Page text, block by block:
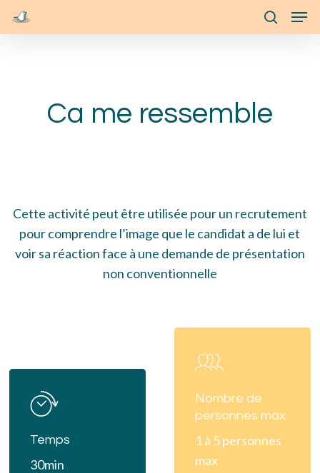
Skip
search
Ca me ressemble
Cette activité peut être utilisée pour un recrutement
pour comprendre l’image que le candidat a de lui et
voir sa réaction face à une demande de présentation
non conventionnelle
Temps
30min
Nombre de
personnes max
1 à 5 personnes
max
Menu